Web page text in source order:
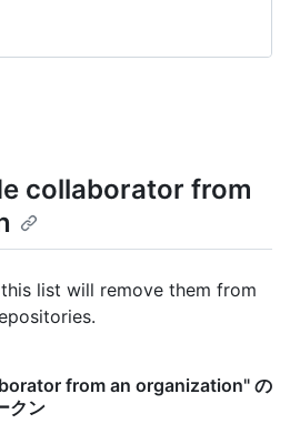
collaborator from
list will remove them from
from an organization" の
クン